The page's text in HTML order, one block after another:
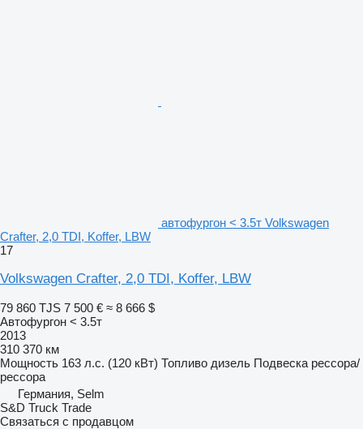
автофургон < 3.5т Volkswagen
Crafter, 2,0 TDI, Koffer, LBW
17
Volkswagen Crafter, 2,0 TDI, Koffer, LBW
79 860 TJS 7 500 € ≈ 8 666 $
Автофургон < 3.5т
2013
310 370 км
Мощность 163 л.с. (120 кВт) Топливо дизель Подвеска рессора/
рессора
Германия, Selm
S&D Truck Trade
Связаться с продавцом